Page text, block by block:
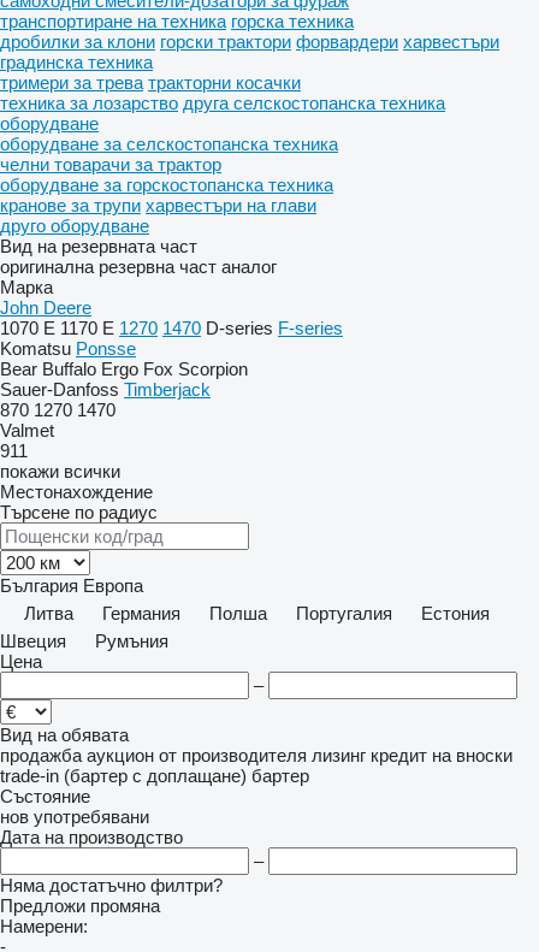
транспортиране на техника горска техника
дробилки за клони горски трактори форвардери харвестъри
градинска техника
тримери за трева тракторни косачки
техника за лозарство друга селскостопанска техника
оборудване
оборудване за селскостопанска техника
челни товарачи за трактор
оборудване за горскостопанска техника
кранове за трупи харвестъри на глави
друго оборудване
Вид на резервната част
оригинална резервна част аналог
Марка
John Deere
1070 E 1170 E 1270 1470 D-series F-series
Komatsu Ponsse
Bear Buffalo Ergo Fox Scorpion
Sauer-Danfoss Timberjack
870 1270 1470
Valmet
911
покажи всички
Местонахождение
Търсене по радиус
България Европа
Литва
Германия Полша Португалия
Естония
Швеция
Румъния
Цена
–
Вид на обявата
продажба аукцион от производителя лизинг кредит на вноски
trade-in (бартер с доплащане) бартер
Състояние
нов употребявани
Дата на производство
–
Няма достатъчно филтри?
Предложи промяна
Намерени:
-